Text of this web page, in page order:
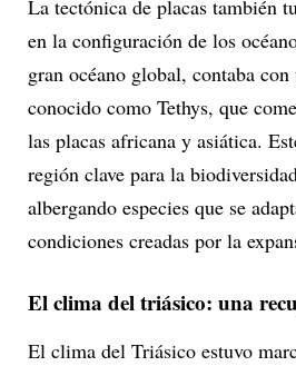
La tectónica de placas también
en la configuración de los
gran océano global, contaba
conocido como Tethys, que
las placas africana y asiática.
región clave para la
albergando especies que se
condiciones creadas por la
El clima del triásico: una
El clima del Triásico estuvo